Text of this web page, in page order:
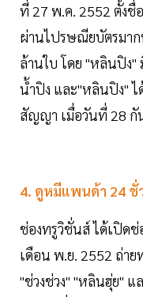
ที่ 27 พ.ค. 2552 ตั้งชื่
ผ่านไปรษณียบัตรมาก
ล้านใบ โดย "หลินปิง"
น้ำปิง และ"หลินปิง" ไ
สัญญา เมื่อวันที่ 28 กั
4. ดูหมีแพนด้า 24 ชั่
ช่องทรูวิชั่นส์ ได้เปิด
เดือน พ.ย. 2552 ถ่า
"ช่วงช่วง" "หลินฮุ่ย"